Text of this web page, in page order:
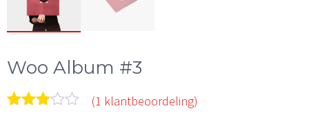
Woo Album #3
(1 klantbeoordeling)